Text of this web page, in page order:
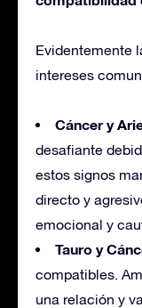
Evidentemente
intereses
Cáncer y
desafiante
estos signos
directo y
emocional y
Tauro y
compatibles.
una relación y